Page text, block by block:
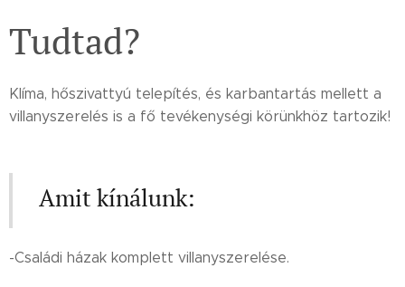
Tudtad?
Klíma, hőszivattyú telepítés, és karbantartás mellett a
villanyszerelés is a fő tevékenységi körünkhöz tartozik!
Amit kínálunk:
-Családi házak komplett villanyszerelése.